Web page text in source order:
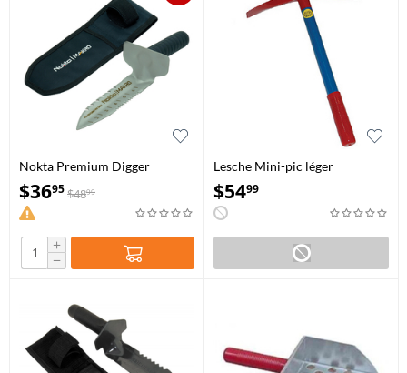
Nokta Premium Digger
$3695$4899
+
−
Lesche Mini-pic léger
$5499